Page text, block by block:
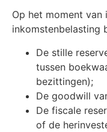
Op het moment van
inkomstenbelasting
De stille
tussen
bezittingen);
De goodwill
De fiscale
of de